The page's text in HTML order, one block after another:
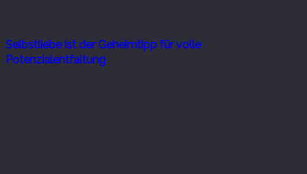
Selbstliebe ist der Geheimtipp für volle
Potenzialentfaltung